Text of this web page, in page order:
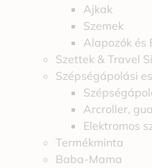
Ajkak
Szemek
Alapozók és
Szettek & Travel
Szépségápolási
Arcroller,
Elektromos
Termékminta
Baba-Mama